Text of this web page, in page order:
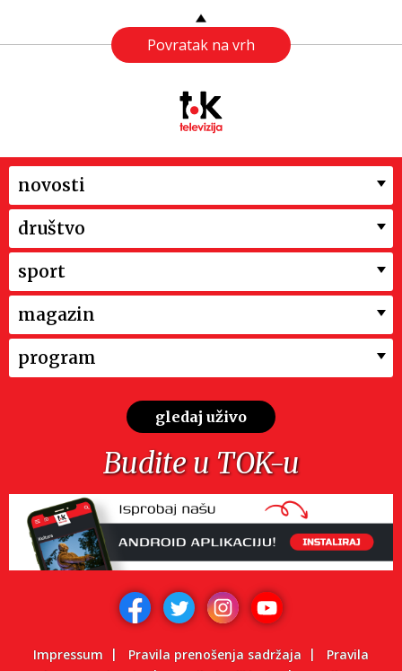
Povratak na vrh
novosti
društvo
sport
magazin
program
gledaj uživo
Budite u TOK-u
Impressum Pravila prenošenja sadržaja
Pravila